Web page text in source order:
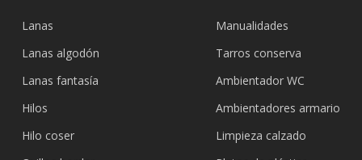
Lanas
Lanas algodón
Lanas fantasía
Hilos
Hilo coser
Manualidades
Tarros conserva
Ambientador WC
Ambientadores armario
Limpieza calzado